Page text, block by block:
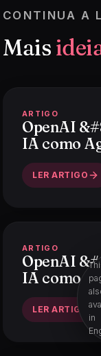
in
CONTINUA A
Mais
ARTIGO
OpenAI
IA como
LER ARTIGO
ARTIGO
OpenAI
IA como
LER ARTIGO